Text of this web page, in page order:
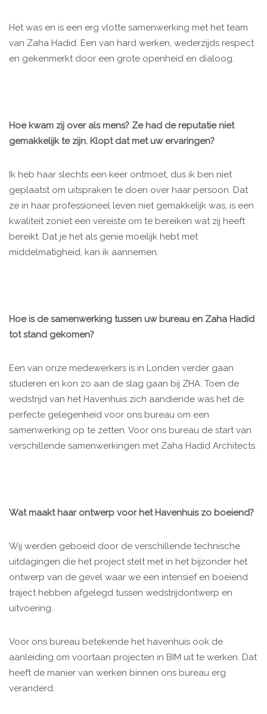
Het was en is een erg vlotte samenwerking met het team
van Zaha Hadid. Een van hard werken, wederzijds respect
en gekenmerkt door een grote openheid en dialoog.
Hoe kwam zij over als mens? Ze had de reputatie niet
gemakkelijk te zijn. Klopt dat met uw ervaringen?
Ik heb haar slechts een keer ontmoet, dus ik ben niet
geplaatst om uitspraken te doen over haar persoon. Dat
ze in haar professioneel leven niet gemakkelijk was, is een
kwaliteit zoniet een vereiste om te bereiken wat zij heeft
bereikt. Dat je het als genie moeilijk hebt met
middelmatigheid, kan ik aannemen.
Hoe is de samenwerking tussen uw bureau en Zaha Hadid
tot stand gekomen?
Een van onze medewerkers is in Londen verder gaan
studeren en kon zo aan de slag gaan bij ZHA. Toen de
wedstrijd van het Havenhuis zich aandiende was het de
perfecte gelegenheid voor ons bureau om een
samenwerking op te zetten. Voor ons bureau de start van
verschillende samenwerkingen met Zaha Hadid Architects.
Wat maakt haar ontwerp voor het Havenhuis zo boeiend?
Wij werden geboeid door de verschillende technische
uitdagingen die het project stelt met in het bijzonder het
ontwerp van de gevel waar we een intensief en boeiend
traject hebben afgelegd tussen wedstrijdontwerp en
uitvoering.
Voor ons bureau betekende het havenhuis ook de
aanleiding om voortaan projecten in BIM uit te werken. Dat
heeft de manier van werken binnen ons bureau erg
veranderd.